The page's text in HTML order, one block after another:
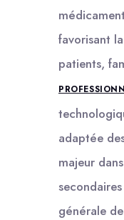
favorisant
patients,
adaptée
majeur
générale